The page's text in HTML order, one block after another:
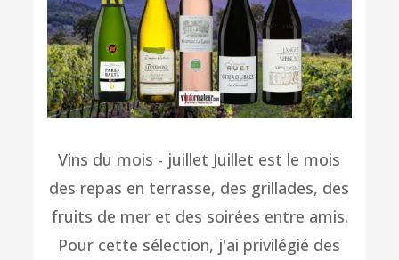
Vins du mois - juillet Juillet est le mois
des repas en terrasse, des grillades, des
fruits de mer et des soirées entre amis.
Pour cette sélection, j'ai privilégié des